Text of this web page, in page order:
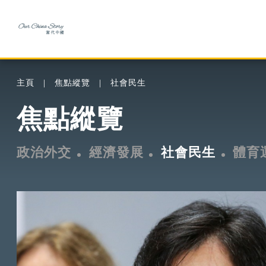
主頁 焦點縱覽 社會民生
焦點縱覽
政治外交 經濟發展 社會民生 體育